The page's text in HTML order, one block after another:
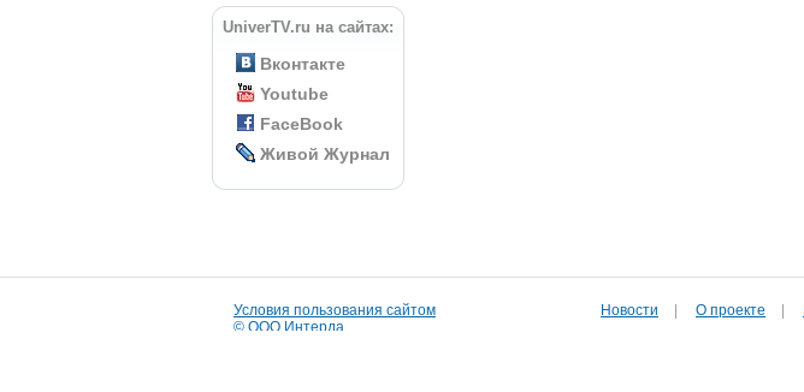
UniverTV.ru на сайтах:
Вконтакте
Youtube
FaceBook
Живой Журнал
Условия пользования сайтом
© ООО Интерда
Новости О проекте